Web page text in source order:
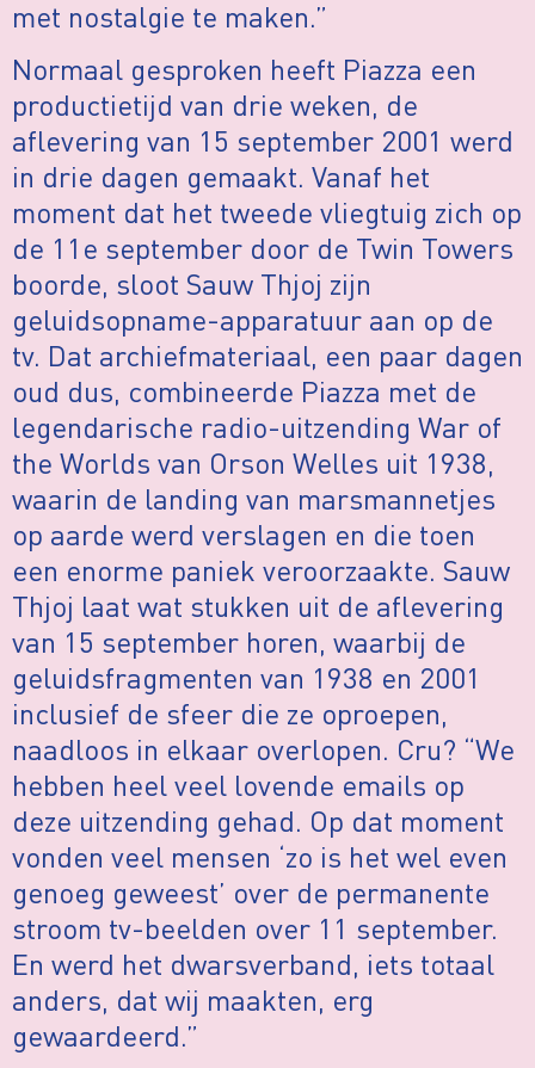
met nostalgie te maken.”
Normaal gesproken heeft Piazza een
productietijd van drie weken, de
aflevering van 15 september 2001 werd
in drie dagen gemaakt. Vanaf het
moment dat het tweede vliegtuig zich op
de 11e september door de Twin Towers
boorde, sloot Sauw Thjoj zijn
geluidsopname-apparatuur aan op de
tv. Dat archiefmateriaal, een paar dagen
oud dus, combineerde Piazza met de
legendarische radio-uitzending War of
the Worlds van Orson Welles uit 1938,
waarin de landing van marsmannetjes
op aarde werd verslagen en die toen
een enorme paniek veroorzaakte. Sauw
Thjoj laat wat stukken uit de aflevering
van 15 september horen, waarbij de
geluidsfragmenten van 1938 en 2001
inclusief de sfeer die ze oproepen,
naadloos in elkaar overlopen. Cru? “We
hebben heel veel lovende emails op
deze uitzending gehad. Op dat moment
vonden veel mensen ‘zo is het wel even
genoeg geweest’ over de permanente
stroom tv-beelden over 11 september.
En werd het dwarsverband, iets totaal
anders, dat wij maakten, erg
gewaardeerd.”